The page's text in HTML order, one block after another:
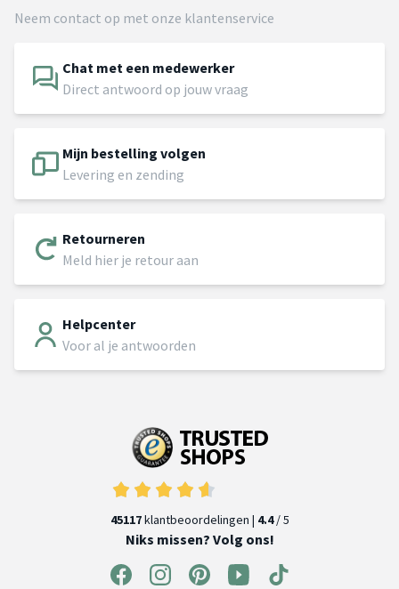
Neem contact op met onze klantenservice
Chat met een medewerker
Direct antwoord op jouw vraag
Mijn bestelling volgen
Levering en zending
Retourneren
Meld hier je retour aan
Helpcenter
Voor al je antwoorden
45117klantbeoordelingen | 4.4/ 5
Niks missen? Volg ons!